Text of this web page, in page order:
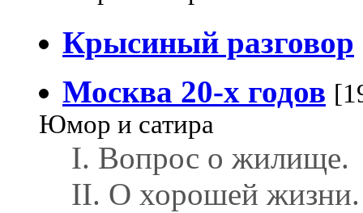
Крысиный разговор
Москва 20-х годов
Юмор и сатира
I. Вопрос о жилище.
II. О хорошей жизни.